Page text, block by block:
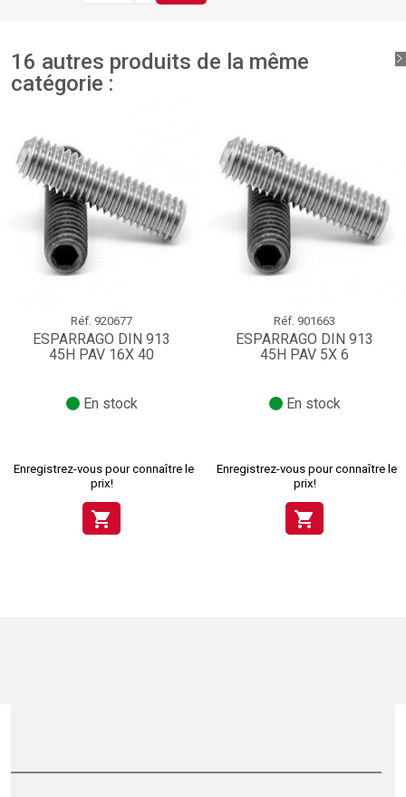
16 autres produits de la même
catégorie :
Réf. 920677
ESPARRAGO DIN 913
45H PAV 16X 40
En stock
Enregistrez-vous pour connaître le
prix!
shopping_cart
Réf. 901663
ESPARRAGO DIN 913
45H PAV 5X 6
En stock
Enregistrez-vous pour connaître le
prix!
shopping_cart